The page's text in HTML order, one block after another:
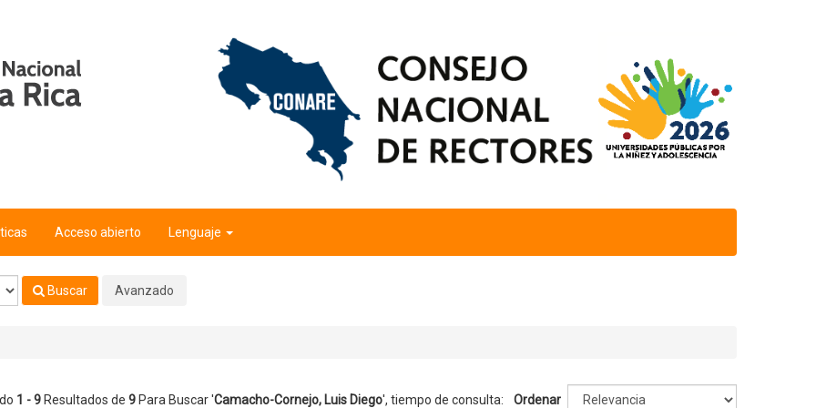
Acceso abierto Lenguaje
Buscar Avanzado
1 - 9Resultados de 9Para Buscar 'Camacho-Cornejo, Luis Diego', tiempo de consulta:
Ordenar